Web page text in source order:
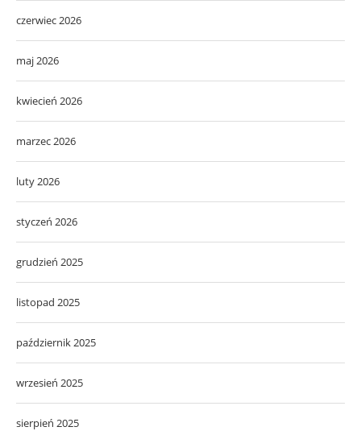
czerwiec 2026
maj 2026
kwiecień 2026
marzec 2026
luty 2026
styczeń 2026
grudzień 2025
listopad 2025
październik 2025
wrzesień 2025
sierpień 2025